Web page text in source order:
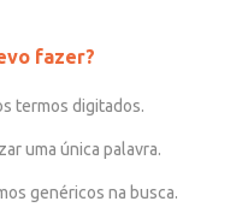
fazer?
termos digitados.
uma única palavra.
genéricos na busca.